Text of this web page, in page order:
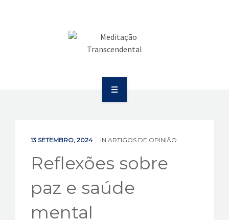
COMUNICAÇÃO
VÍDEOS
CONTATOS
13 SETEMBRO, 2024 IN ARTIGOS DE OPINIÃO
Reflexões sobre
paz e saúde
mental